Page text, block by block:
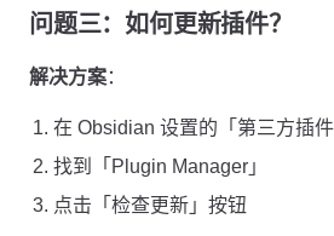
问题三：如何更新插件？
解决方案：
在 Obsidian 设置的「第三方插
找到「Plugin Manager」
点击「检查更新」按钮